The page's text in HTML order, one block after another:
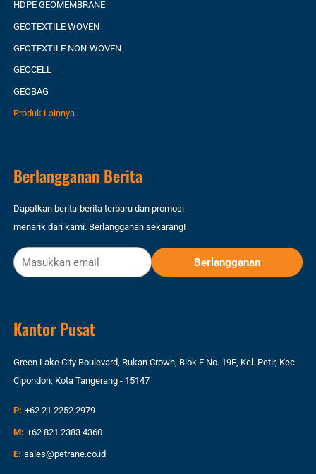
HDPE GEOMEMBRANE
GEOTEXTILE WOVEN
GEOTEXTILE NON-WOVEN
GEOCELL
GEOBAG
Produk Lainnya
Berlangganan Berita
Dapatkan berita-berita terbaru dan promosi
menarik dari kami. Berlangganan sekarang!
Kantor Pusat
Green Lake City Boulevard, Rukan Crown, Blok F No. 19E, Kel. Petir, Kec.
Cipondoh, Kota Tangerang - 15147
P: +62 21 2252 2979
M: +62 821 2383 4360
E: sales@petrane.co.id